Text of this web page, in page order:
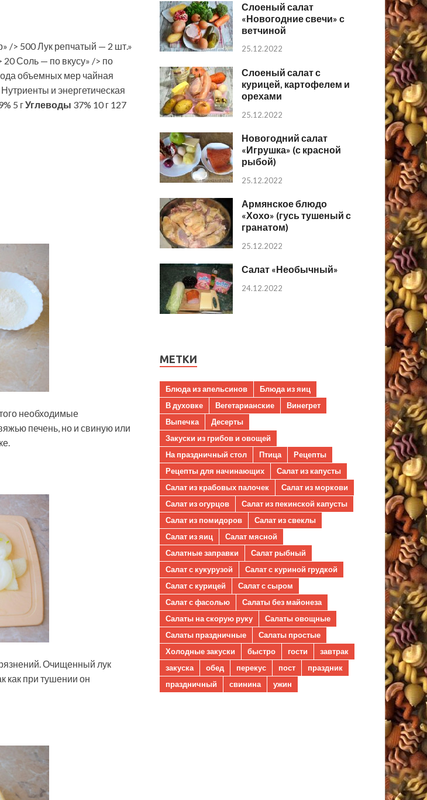
/> 500 Лук репчатый — 2 шт.»
20 Соль — по вкусу» /> по
объемных мер чайная
и энергетическая
5 гУглеводы 37% 10 г 127
необходимые
печень, но и свиную или
Очищенный лук
как при тушении он
Слоеный салат
«Новогодние свечи» с
ветчиной
25.12.2022
Слоеный салат с
курицей, картофелем и
орехами
25.12.2022
Новогодний салат
«Игрушка» (с красной
рыбой)
25.12.2022
Армянское блюдо
«Хохо» (гусь тушеный с
гранатом)
25.12.2022
Салат «Необычный»
24.12.2022
МЕТКИ
Блюда из апельсинов
Блюда из яиц
В духовке
Вегетарианские
Винегрет
Выпечка
Десерты
Закуски из грибов и овощей
На праздничный стол
Птица
Рецепты
Рецепты для начинающих
Салат из капусты
Салат из крабовых палочек
Салат из моркови
Салат из огурцов
Салат из пекинской капусты
Салат из помидоров
Салат из свеклы
Салат из яиц
Салат мясной
Салатные заправки
Салат рыбный
Салат с кукурузой
Салат с куриной грудкой
Салат с курицей
Салат с сыром
Салат с фасолью
Салаты без майонеза
Салаты на скорую руку
Салаты овощные
Салаты праздничные
Салаты простые
Холодные закуски
быстро гости
завтрак
закуска
обед перекус пост
праздник
праздничный
свинина ужин